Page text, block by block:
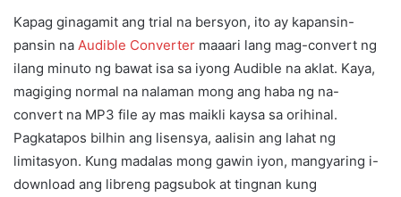
Kapag ginagamit ang trial na bersyon, ito ay kapansin-
pansin na Audible Converter maaari lang mag-convert ng
ilang minuto ng bawat isa sa iyong Audible na aklat. Kaya,
magiging normal na nalaman mong ang haba ng na-
convert na MP3 file ay mas maikli kaysa sa orihinal.
Pagkatapos bilhin ang lisensya, aalisin ang lahat ng
limitasyon. Kung madalas mong gawin iyon, mangyaring i-
download ang libreng pagsubok at tingnan kung